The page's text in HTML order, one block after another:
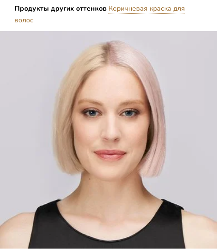
Продукты других оттенков Коричневая краска для
волос